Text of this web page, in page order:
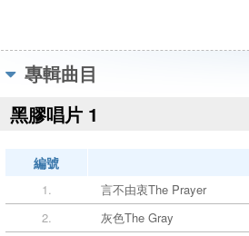
專輯曲目
黑膠唱片 1
編號
1.
言不由衷The Prayer
2.
灰色The Gray